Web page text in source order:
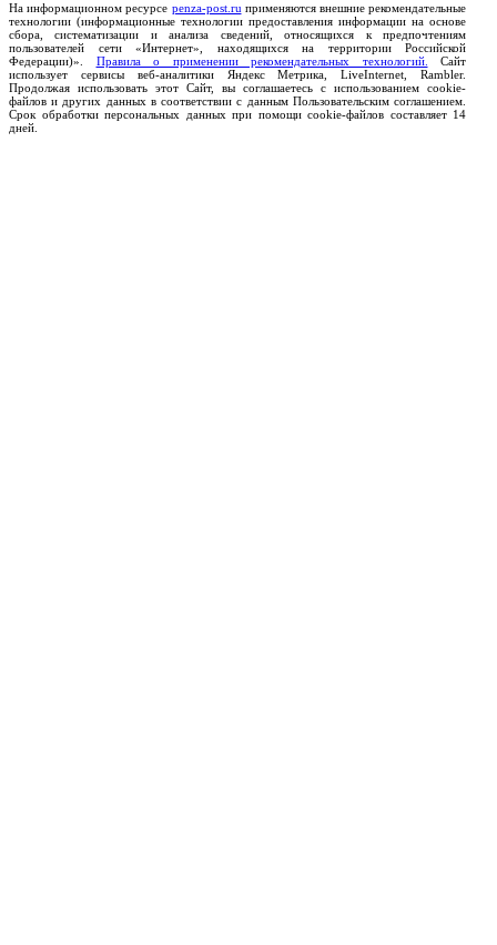
На информационном ресурсе penza-post.ru применяются внешние рекомендательные
технологии (информационные технологии предоставления информации на основе
сбора, систематизации и анализа сведений, относящихся к предпочтениям
пользователей сети «Интернет», находящихся на территории Российской
Федерации)». Правила о применении рекомендательных технологий.
Сайт
использует сервисы веб-аналитики Яндекс Метрика, LiveInternet, Rambler.
Продолжая использовать этот Сайт, вы соглашаетесь с использованием cookie-
файлов и других данных в соответствии с данным Пользовательским соглашением.
Срок обработки персональных данных при помощи cookie-файлов составляет 14
дней.